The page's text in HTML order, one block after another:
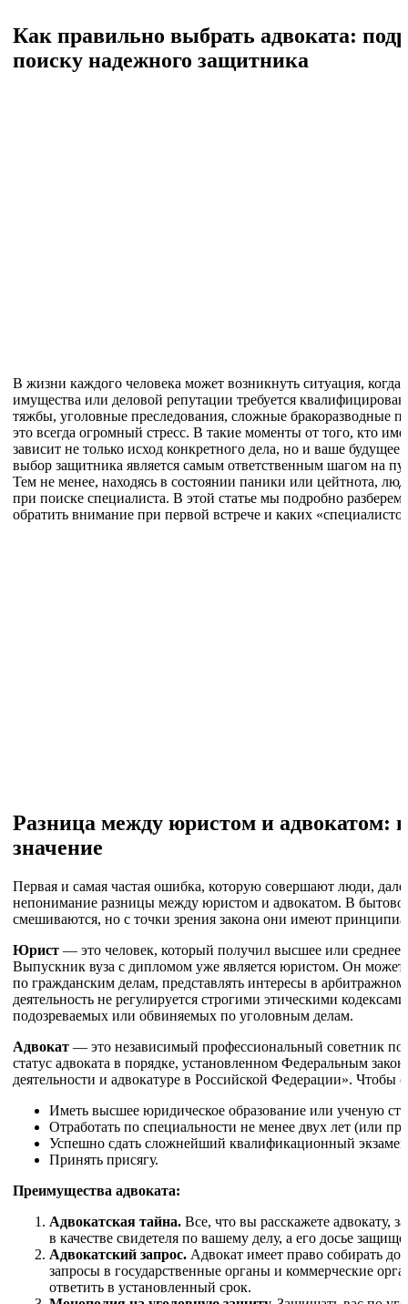
Как правильно выбрать адвоката:
поиску надежного защитника
В жизни каждого человека может возникнуть ситуация,
имущества или деловой репутации требуется
тяжбы, уголовные преследования, сложные бракоразводные
это всегда огромный стресс. В такие моменты от того, кто
зависит не только исход конкретного дела, но и ваше
выбор защитника является самым ответственным шагом на
Тем не менее, находясь в состоянии паники или цейтнота,
при поиске специалиста. В этой статье мы подробно
обратить внимание при первой встрече и каких
Разница между юристом и адвокатом:
значение
Первая и самая частая ошибка, которую совершают люди,
непонимание разницы между юристом и адвокатом. В
смешиваются, но с точки зрения закона они имеют
Юрист — это человек, который получил высшее или среднее
Выпускник вуза с дипломом уже является юристом. Он может
по гражданским делам, представлять интересы в
деятельность не регулируется строгими этическими
подозреваемых или обвиняемых по уголовным делам.
Адвокат — это независимый профессиональный советник
статус адвоката в порядке, установленном Федеральным
деятельности и адвокатуре в Российской Федерации». Чтобы
Иметь высшее юридическое образование или ученую
Отработать по специальности не менее двух лет (или
Успешно сдать сложнейший квалификационный
Принять присягу.
Преимущества адвоката:
Адвокатская тайна. Все, что вы расскажете адвокату,
в качестве свидетеля по вашему делу, а его досье
Адвокатский запрос. Адвокат имеет право собирать
запросы в государственные органы и коммерческие
ответить в установленный срок.